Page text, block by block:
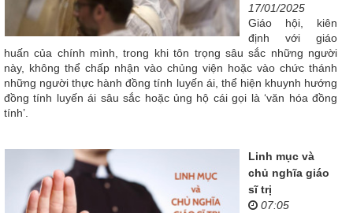
17/01/2025
Giáo hội, kiên
định với giáo
huấn của chính mình, trong khi tôn trọng sâu sắc những người
này, không thể chấp nhận vào chủng viện hoặc vào chức thánh
những người thực hành đồng tính luyến ái, thể hiện khuynh hướng
đồng tính luyến ái sâu sắc hoặc ủng hộ cái gọi là ‘văn hóa đồng
tính’.
Linh mục và
chủ nghĩa giáo
sĩ trị
07:05